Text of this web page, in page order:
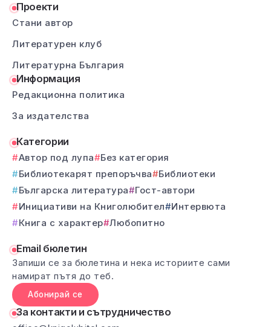
Проекти
Стани автор
Литературен клуб
Литературна България
Информация
Редакционна политика
За издателства
Категории
Автор под лупа
Без категория
Библиотекарят препоръчва
Библиотеки
Българска литература
Гост-автори
Инициативи на Книголюбител
Интервюта
Книга с характер Любопитно
Email бюлетин
Запиши се за бюлетина и нека историите сами
намират пътя до теб.
Абонирай се
За контакти и сътрудничество